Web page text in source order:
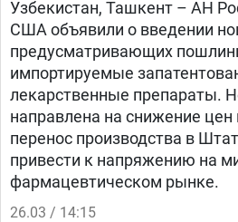
Узбекистан, Ташкент – АН
США объявили о введении
предусматривающих
импортируемые
лекарственные препараты.
направлена на снижение цен
перенос производства в
привести к напряжению на
фармацевтическом рынке.
26.03 / 14:15